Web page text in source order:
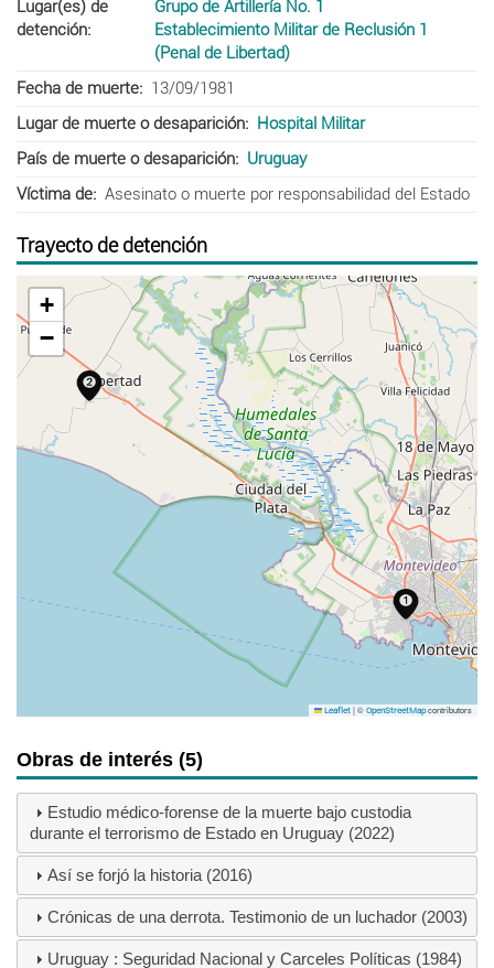
Lugar(es) de
detención
Grupo de Artillería No. 1
Establecimiento Militar de Reclusión 1
(Penal de Libertad)
Fecha de muerte
13/09/1981
Lugar de muerte o desaparición
Hospital Militar
País de muerte o desaparición
Uruguay
Víctima de
Asesinato o muerte por responsabilidad del Estado
Trayecto de detención
+
−
Leaflet |© OpenStreetMapcontributors
Obras de interés (5)
Estudio médico-forense de la muerte bajo custodia
durante el terrorismo de Estado en Uruguay (2022)
Así se forjó la historia (2016)
Crónicas de una derrota. Testimonio de un luchador (2003)
Uruguay : Seguridad Nacional y Carceles Políticas (1984)